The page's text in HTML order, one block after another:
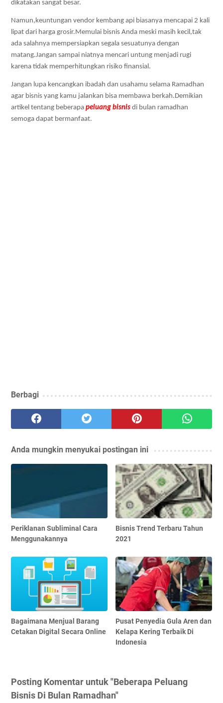
dikatakan sangat besar.
Namun,keuntungan vendor kembang api biasanya mencapai 2 kali
lipat dari harga grosir.Memulai bisnis Anda meski masih kecil,tak
ada salahnya mempersiapkan segala sesuatunya dengan
matang.Jangan sampai niatnya mencari untung menjadi rugi
karena tidak memperhitungkan risiko finansial.
Jangan lupa kencangkan ibadah dan usahamu selama Ramadhan
agar bisnis yang kamu jalankan bisa membawa berkah.Demikian
artikel tentang beberapa peluang bisnis di bulan ramadhan
semoga dapat bermanfaat.
Berbagi
Anda mungkin menyukai postingan ini
Periklanan Subliminal Cara
Menggunakannya
Bisnis Trend Terbaru Tahun
2021
Bagaimana Menjual Barang
Cetakan Digital Secara Online
Pusat Penyedia Gula Aren dan
Kelapa Kering Terbaik Di
Indonesia
Posting Komentar untuk "Beberapa Peluang
Bisnis Di Bulan Ramadhan"